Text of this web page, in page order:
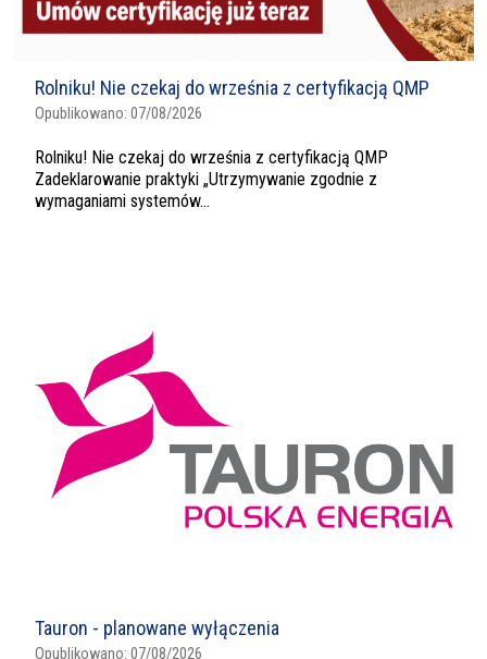
Rolniku! Nie czekaj do września z certyfikacją QMP
Opublikowano: 07/08/2026
Rolniku! Nie czekaj do września z certyfikacją QMP
Zadeklarowanie praktyki „Utrzymywanie zgodnie z
wymaganiami systemów...
Tauron - planowane wyłączenia
Opublikowano: 07/08/2026